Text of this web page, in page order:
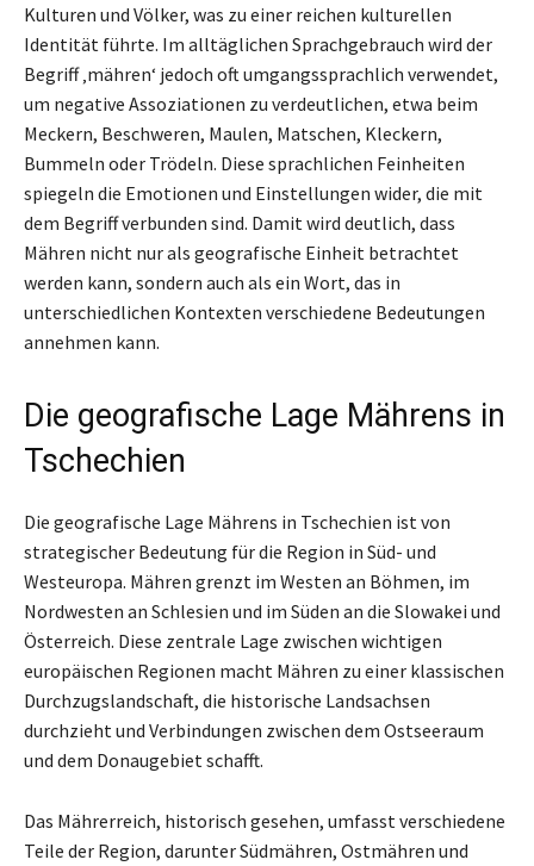
Kulturen und Völker, was zu einer reichen kulturellen
Identität führte. Im alltäglichen Sprachgebrauch wird der
Begriff ‚mähren‘ jedoch oft umgangssprachlich verwendet,
um negative Assoziationen zu verdeutlichen, etwa beim
Meckern, Beschweren, Maulen, Matschen, Kleckern,
Bummeln oder Trödeln. Diese sprachlichen Feinheiten
spiegeln die Emotionen und Einstellungen wider, die mit
dem Begriff verbunden sind. Damit wird deutlich, dass
Mähren nicht nur als geografische Einheit betrachtet
werden kann, sondern auch als ein Wort, das in
unterschiedlichen Kontexten verschiedene Bedeutungen
annehmen kann.
Die geografische Lage Mährens in
Tschechien
Die geografische Lage Mährens in Tschechien ist von
strategischer Bedeutung für die Region in Süd- und
Westeuropa. Mähren grenzt im Westen an Böhmen, im
Nordwesten an Schlesien und im Süden an die Slowakei und
Österreich. Diese zentrale Lage zwischen wichtigen
europäischen Regionen macht Mähren zu einer klassischen
Durchzugslandschaft, die historische Landsachsen
durchzieht und Verbindungen zwischen dem Ostseeraum
und dem Donaugebiet schafft.
Das Mährerreich, historisch gesehen, umfasst verschiedene
Teile der Region, darunter Südmähren, Ostmähren und